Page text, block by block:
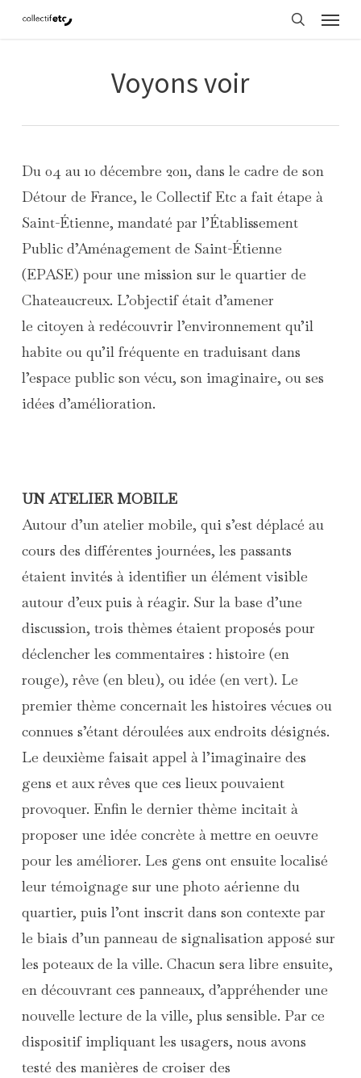
Menu
Voyons voir
Du 04 au 10 décembre 2011, dans le cadre de son
Détour de France, le Collectif Etc a fait étape à
Saint-Étienne, mandaté par l’Établissement
Public d’Aménagement de Saint-Étienne
(EPASE) pour une mission sur le quartier de
Chateaucreux. L’objectif était d’amener
le citoyen à redécouvrir l’environnement qu’il
habite ou qu’il fréquente en traduisant dans
l’espace public son vécu, son imaginaire, ou ses
idées d’amélioration.
UN ATELIER MOBILE
Autour d’un atelier mobile, qui s’est déplacé au
cours des différentes journées, les passants
étaient invités à identifier un élément visible
autour d’eux puis à réagir. Sur la base d’une
discussion, trois thèmes étaient proposés pour
déclencher les commentaires : histoire (en
rouge), rêve (en bleu), ou idée (en vert). Le
premier thème concernait les histoires vécues ou
connues s’étant déroulées aux endroits désignés.
Le deuxième faisait appel à l’imaginaire des
gens et aux rêves que ces lieux pouvaient
provoquer. Enfin le dernier thème incitait à
proposer une idée concrète à mettre en oeuvre
pour les améliorer. Les gens ont ensuite localisé
leur témoignage sur une photo aérienne du
quartier, puis l’ont inscrit dans son contexte par
le biais d’un panneau de signalisation apposé sur
les poteaux de la ville. Chacun sera libre ensuite,
en découvrant ces panneaux, d’appréhender une
nouvelle lecture de la ville, plus sensible. Par ce
dispositif impliquant les usagers, nous avons
testé des manières de croiser des